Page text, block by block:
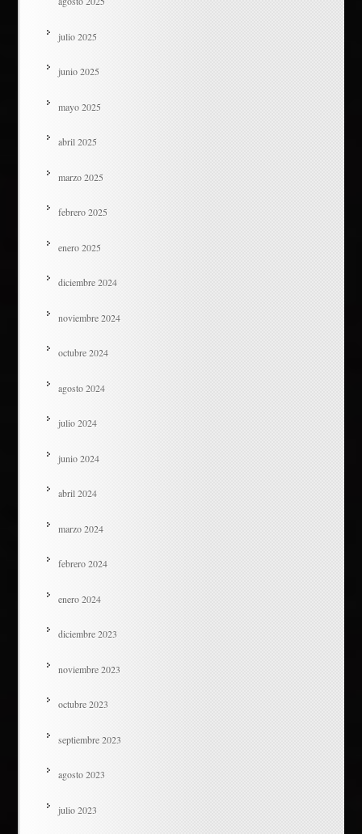
julio 2025
junio 2025
mayo 2025
abril 2025
marzo 2025
febrero 2025
enero 2025
diciembre 2024
noviembre 2024
octubre 2024
agosto 2024
julio 2024
junio 2024
abril 2024
marzo 2024
febrero 2024
enero 2024
diciembre 2023
noviembre 2023
octubre 2023
septiembre 2023
agosto 2023
julio 2023